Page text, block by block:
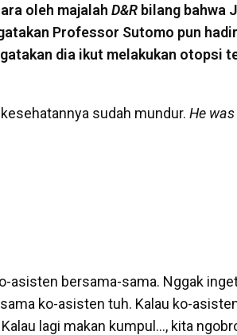
oleh majalah D&R bilang bahwa
Professor Sutomo pun
dia ikut melakukan otopsi
sudah mundur. He
asisten bersama-sama. Nggak
ko-asisten tuh. Kalau ko-
lagi makan kumpul…, kita